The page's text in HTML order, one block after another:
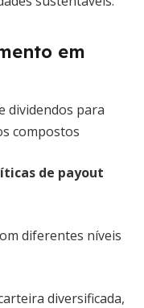
em
dividendos para
compostos
de payout
diferentes níveis
diversificada,